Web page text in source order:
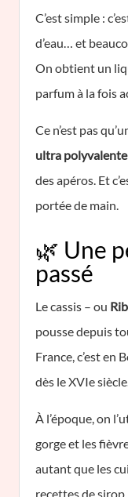
C’est simple :
d’eau… et
On obtient un
parfum à la fois
Ce n’est pas
ultra polyvalente
des apéros. Et
portée de main.
🌿 Une
passé
Le cassis – ou
pousse depuis
France, c’est en
dès le XVIe
À l’époque, on
gorge et les
autant que les
recettes de